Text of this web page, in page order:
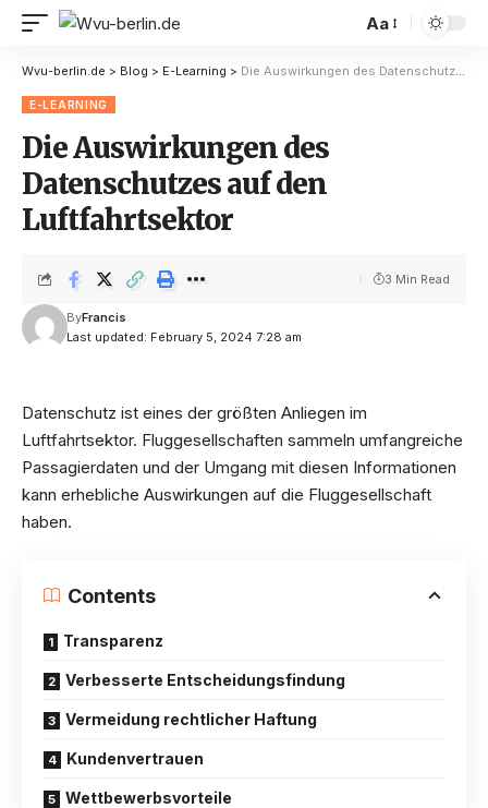
Aa
Wvu-berlin.de > Blog > E-Learning > Die Auswirkungen des Datenschutzes auf den Luftfahrtsektor
E-LEARNING
Die Auswirkungen des
Datenschutzes auf den
Luftfahrtsektor
Last updated: February 5, 2024 7:28 am
ByFrancis
3 Min Read
Datenschutz ist eines der größten Anliegen im
Luftfahrtsektor. Fluggesellschaften sammeln umfangreiche
Passagierdaten und der Umgang mit diesen Informationen
kann erhebliche Auswirkungen auf die Fluggesellschaft
haben.
Contents
Transparenz
Verbesserte Entscheidungsfindung
Vermeidung rechtlicher Haftung
Kundenvertrauen
Wettbewerbsvorteile